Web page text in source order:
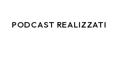
PODCAST REALIZZATI